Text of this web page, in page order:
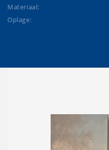
Materiaal:
Oplage: